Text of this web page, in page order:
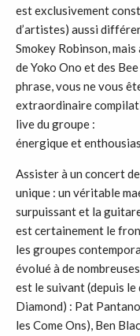
est exclusivement
d’artistes) aussi
Smokey Robinson,
de Yoko Ono et des
phrase, vous ne vous
extraordinaire
live du groupe :
énergique et
Assister à un concert
unique : un véritable
surpuissant et la
est certainement le
les groupes
évolué à de
est le suivant (depuis
Diamond) : Pat
les Come Ons), Ben